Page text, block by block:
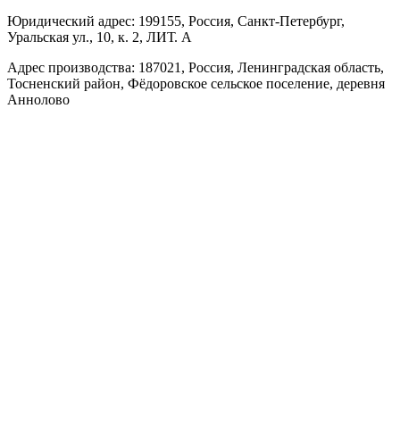
Юридический адрес: 199155, Россия, Санкт-Петербург,
Уральская ул., 10, к. 2, ЛИТ. А
Адрес производства: 187021, Россия, Ленинградская область,
Тосненский район, Фёдоровское сельское поселение, деревня
Аннолово